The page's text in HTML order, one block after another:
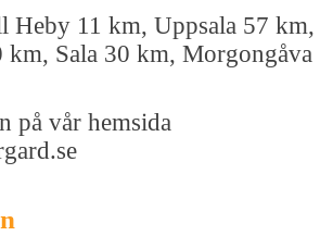
Heby 11 km, Uppsala 57 km,
km, Sala 30 km, Morgongåva
på vår hemsida